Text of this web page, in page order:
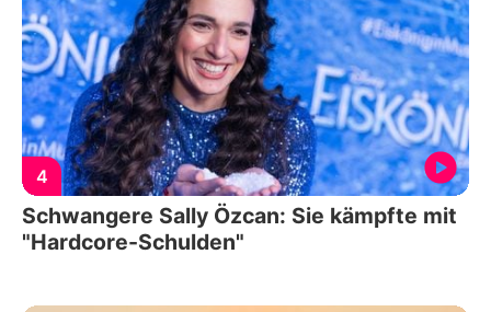
4
Schwangere Sally Özcan: Sie kämpfte mit
"Hardcore-Schulden"